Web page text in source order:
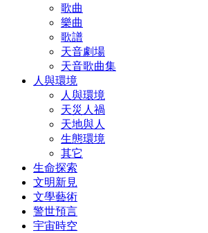
歌曲
樂曲
歌譜
天音劇場
天音歌曲集
人與環境
人與環境
天災人禍
天地與人
生態環境
其它
生命探索
文明新見
文學藝術
警世預言
宇宙時空